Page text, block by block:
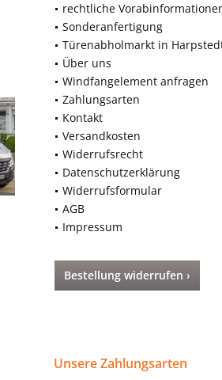
rechtliche
Sonderanfertigung
Türenabholmarkt in
Über uns
Windfangelement anfragen
Zahlungsarten
Kontakt
Versandkosten
Widerrufsrecht
Datenschutzerklärung
Widerrufsformular
AGB
Impressum
Bestellung widerrufen ›
Unsere Zahlungsarten